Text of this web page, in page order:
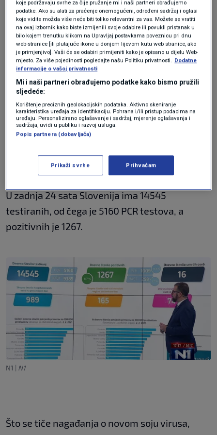
kritike, kaže Cirman.
Puno se testira - ali
testovima loše kvalitete
Cirman objašnjava da se ljude testira brzim
testovima lošije kvalitete pa navodi primjer
brojnih učitelja, koji su bili pozitivni, dok je PCR
ubrajala u pozitivne, dodaje.
U zadnja 24 sata Slovenija ima 14545
testiranih, od čega je 5160 PCR testova, a
pozitivnih je 1267.
N1 | N1
Što se tiče nagađanja o novom soju virusa,
koje podržavaju svrhe za čije pružanje mi i naši partneri obrađujemo
podatke. Ako su alati za praćenje onemogućeni, određeni sadržaj i oglasi
koje vidite možda više neće biti toliko relevantni za vas. Možete se vratiti
na ovaj izbornik kako biste izmijenili svoje odabire ili povukli pristanak u
bilo kojem trenutku klikom na Upravljaj postavkama poveznicu pri dnu
web-stranice [ili plutajuće ikone u donjem lijevom kutu web stranice, ako
je primjenjivo]. Vaši će se odabiri primijeniti kako je opisano u dijelu Web-
mjesto. Za više pojedinosti pogledajte našu Politiku privatnosti. Dodatne
informacije o vašoj privatnosti
Mi i naši partneri obrađujemo podatke kako bismo pružili
sljedeće:
Korištenje preciznih geolokacijskih podataka. Aktivno skeniranje
karakteristika uređaja za identifikaciju. Pohrana i/ili pristup podacima na
uređaju. Personalizirano oglašavanje i sadržaj, mjerenje oglašavanja i
sadržaja, uvidi u publiku i razvoj usluga.
Popis partnera (dobavljača)
Prikaži svrhe Prihvaćam